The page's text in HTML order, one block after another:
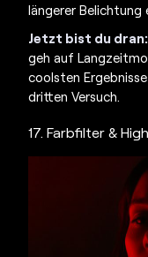
längerer
Jetzt bist du dran:
geh auf
coolsten
dritten Versuch.
17. Farbfilter &